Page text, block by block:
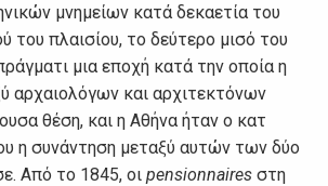
μνημείων κατά δεκαετία του
του πλαισίου, το δεύτερο μισό του
μια εποχή κατά την οποία η
αρχαιολόγων και αρχιτεκτόνων
θέση, και η Αθήνα ήταν ο κατ
η συνάντηση μεταξύ αυτών των δύο
Από το 1845, οι pensionnaires στη